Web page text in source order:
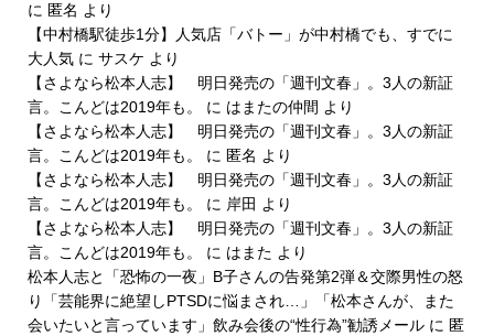
に 匿名 より
【中村橋駅徒歩1分】人気店「バトー」が中村橋でも、すでに
大人気に サスケ より
【さよなら松本人志】 明日発売の「週刊文春」。3人の新証
言。こんどは2019年も。
に はまたの仲間 より
【さよなら松本人志】 明日発売の「週刊文春」。3人の新証
言。こんどは2019年も。
に 匿名 より
【さよなら松本人志】 明日発売の「週刊文春」。3人の新証
言。こんどは2019年も。
に 岸田 より
【さよなら松本人志】 明日発売の「週刊文春」。3人の新証
言。こんどは2019年も。
に はまた より
松本人志と「恐怖の一夜」B子さんの告発第2弾＆交際男性の怒
り「芸能界に絶望しPTSDに悩まされ…」「松本さんが、また
会いたいと言っています」飲み会後の“性行為”勧誘メールに 匿